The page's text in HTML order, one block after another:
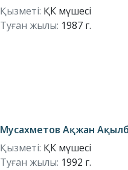
Қызметі: ҚК мүшесі
Туған жылы: 1987 г.
Мусахметов Ақжан
Қызметі: ҚК мүшесі
Туған жылы: 1992 г.